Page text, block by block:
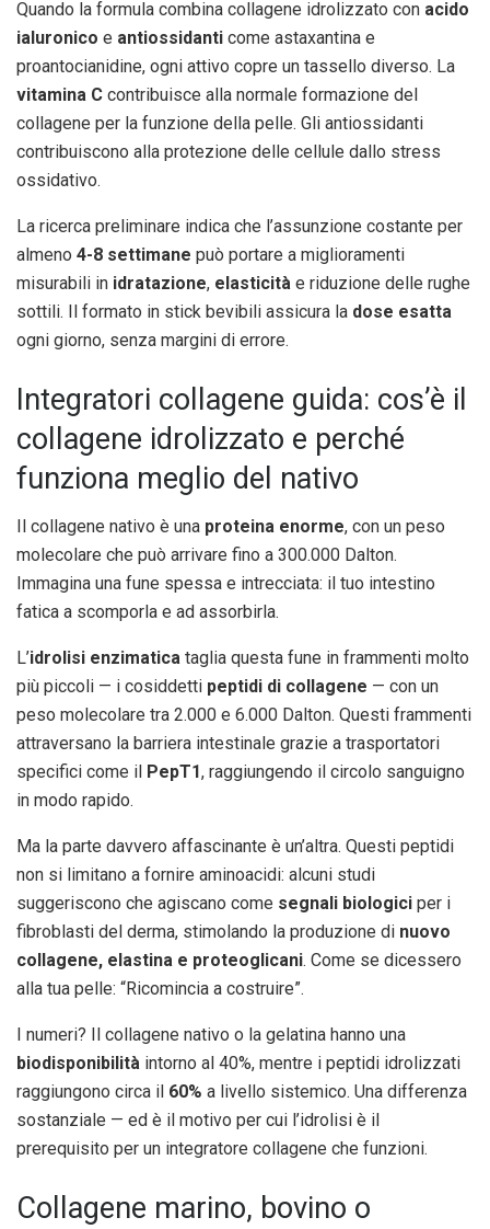
Quando la formula combina collagene idrolizzato con acido
ialuronico e antiossidanti come astaxantina e
proantocianidine, ogni attivo copre un tassello diverso. La
vitamina C contribuisce alla normale formazione del
collagene per la funzione della pelle. Gli antiossidanti
contribuiscono alla protezione delle cellule dallo stress
ossidativo.
La ricerca preliminare indica che l’assunzione costante per
almeno 4-8 settimane può portare a miglioramenti
misurabili in idratazione, elasticità e riduzione delle rughe
sottili. Il formato in stick bevibili assicura la dose esatta
ogni giorno, senza margini di errore.
Integratori collagene guida: cos’è il
collagene idrolizzato e perché
funziona meglio del nativo
Il collagene nativo è una proteina enorme, con un peso
molecolare che può arrivare fino a 300.000 Dalton.
Immagina una fune spessa e intrecciata: il tuo intestino
fatica a scomporla e ad assorbirla.
L’idrolisi enzimatica taglia questa fune in frammenti molto
più piccoli — i cosiddetti peptidi di collagene — con un
peso molecolare tra 2.000 e 6.000 Dalton. Questi frammenti
attraversano la barriera intestinale grazie a trasportatori
specifici come il PepT1, raggiungendo il circolo sanguigno
in modo rapido.
Ma la parte davvero affascinante è un’altra. Questi peptidi
non si limitano a fornire aminoacidi: alcuni studi
suggeriscono che agiscano come segnali biologici per i
fibroblasti del derma, stimolando la produzione di nuovo
collagene, elastina e proteoglicani. Come se dicessero
alla tua pelle: “Ricomincia a costruire”.
I numeri? Il collagene nativo o la gelatina hanno una
biodisponibilità intorno al 40%, mentre i peptidi idrolizzati
raggiungono circa il 60% a livello sistemico. Una differenza
sostanziale — ed è il motivo per cui l’idrolisi è il
prerequisito per un integratore collagene che funzioni.
Collagene marino, bovino o